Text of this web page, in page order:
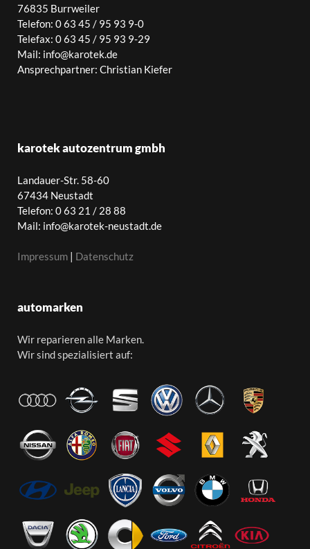
76835 Burrweiler
Telefon: 0 63 45 / 95 93 9-0
Telefax: 0 63 45 / 95 93 9-29
Mail: info@karotek.de
Ansprechpartner: Christian Kiefer
karotek autozentrum gmbh
Landauer-Str. 58-60
67434 Neustadt
Telefon: 0 63 21 / 28 88
Mail: info@karotek-neustadt.de
Impressum | Datenschutz
automarken
Wir reparieren alle Marken.
Wir sind spezialisiert auf: